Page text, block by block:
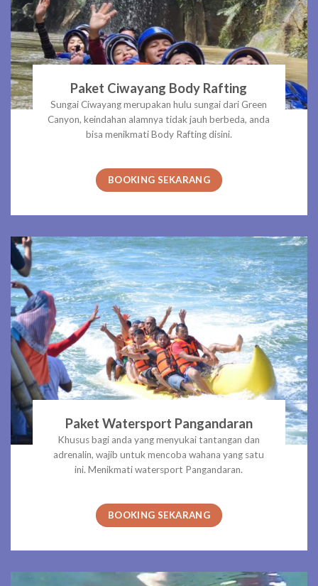
Paket Ciwayang Body Rafting
Sungai Ciwayang merupakan hulu sungai dari Green
Canyon, keindahan alamnya tidak jauh berbeda, anda
bisa menikmati Body Rafting disini.
BOOKING SEKARANG
Paket Watersport Pangandaran
Khusus bagi anda yang menyukai tantangan dan
adrenalin, wajib untuk mencoba wahana yang satu
ini. Menikmati watersport Pangandaran.
BOOKING SEKARANG